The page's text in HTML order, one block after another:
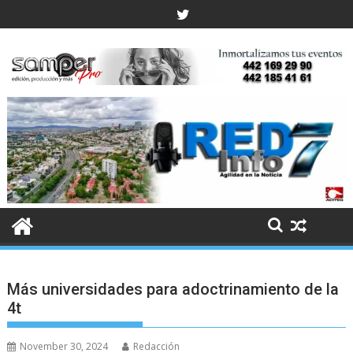
to
Más universidades para adoctrinamiento de la
4t
November 30, 2024 Redacción